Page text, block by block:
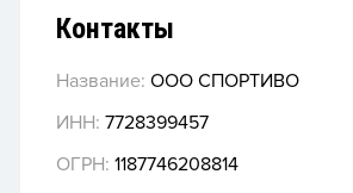
Контакты
Название: ООО СПОРТИВО
ИНН: 7728399457
ОГРН: 1187746208814